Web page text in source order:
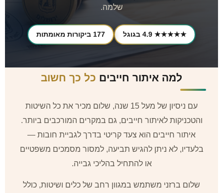
שלמה.
★★★★★ 4.9 בגוגל 177 ביקורות מאומתות
למה איתור חייבים כל כך חשוב
עם ניסיון של מעל 15 שנה, שלום מכיר את כל השיטות
והטכניקות לאיתור חייבים, גם במקרים המורכבים ביותר.
איתור חייבים הוא צעד קריטי בדרך לגביית חובות —
בלעדיו, לא ניתן להגיש תביעה, למסור מסמכים משפטיים
או להתחיל בהליכי גבייה.
שלום ברזני משתמש במגוון רחב של כלים ושיטות, כולל